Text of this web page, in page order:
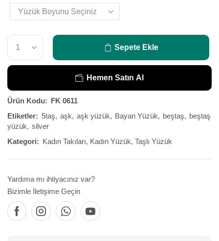
Sepete Ekle
Hemen Satın Al
Ürün Kodu: FK 0611
Etiketler: 5taş, aşk, aşk yüzük, Bayan Yüzük, beştaş, beştaş
yüzük, silver
Kategori: Kadın Takıları, Kadın Yüzük, Taşlı Yüzük
Yardıma mı ihtiyacınız var?
Bizimle İletişime Geçin